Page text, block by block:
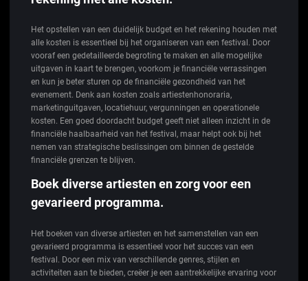
Het opstellen van een duidelijk budget en het rekening houden met
alle kosten is essentieel bij het organiseren van een festival. Door
vooraf een gedetailleerde begroting te maken en alle mogelijke
uitgaven in kaart te brengen, voorkom je financiële verrassingen
en kun je beter sturen op de financiële gezondheid van het
evenement. Denk aan kosten zoals artiestenhonoraria,
marketinguitgaven, locatiehuur, vergunningen en operationele
kosten. Een goed doordacht budget geeft niet alleen inzicht in de
financiële haalbaarheid van het festival, maar helpt ook bij het
nemen van strategische beslissingen om binnen de gestelde
financiële grenzen te blijven.
Boek diverse artiesten en zorg voor een
gevarieerd programma.
Het boeken van diverse artiesten en het samenstellen van een
gevarieerd programma is essentieel voor het succes van een
festival. Door een mix van verschillende genres, stijlen en
activiteiten aan te bieden, creëer je een aantrekkelijke ervaring voor